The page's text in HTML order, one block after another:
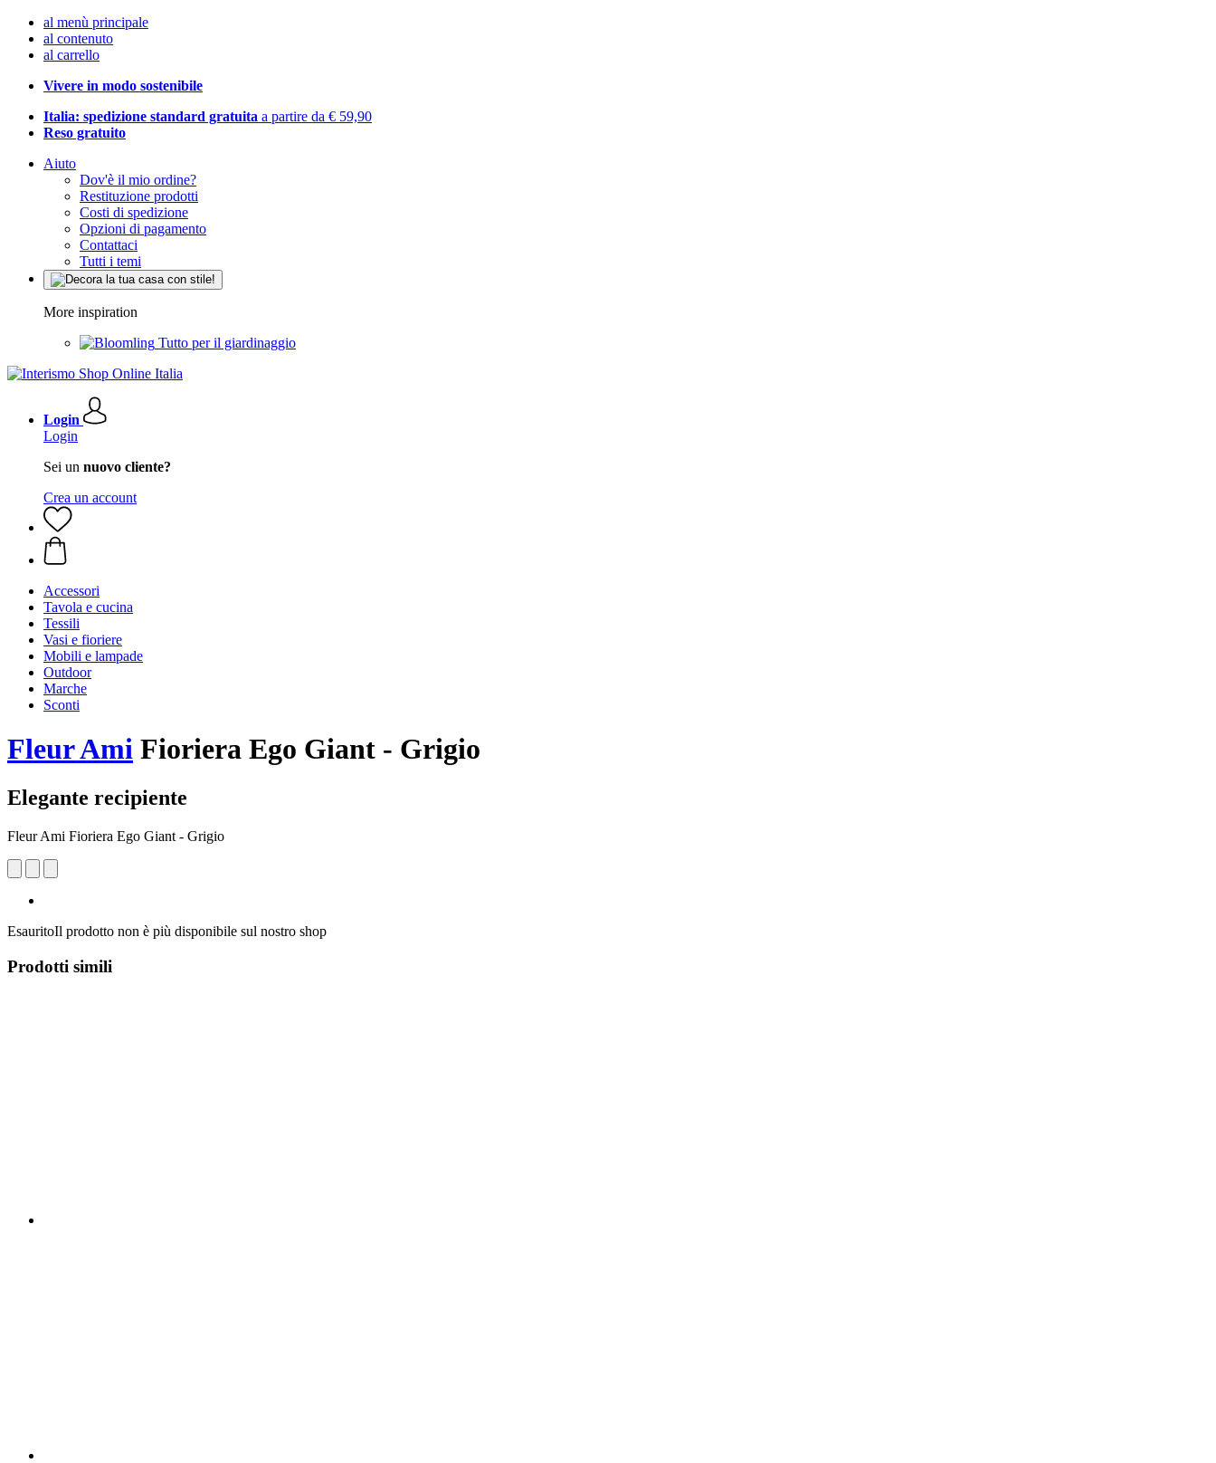
al menù principale
al contenuto
al carrello
Vivere in modo sostenibile
Italia: spedizione standard gratuita a partire da € 59,90
Reso gratuito
Aiuto
Dov'è il mio ordine?
Restituzione prodotti
Costi di spedizione
Opzioni di pagamento
Contattaci
Tutti i temi
More inspiration
Tutto per il giardinaggio
Login
Login
Sei un nuovo cliente?
Crea un account
Accessori
Tavola e cucina
Tessili
Vasi e fioriere
Mobili e lampade
Outdoor
Marche
Sconti
Fleur Ami Fioriera Ego Giant - Grigio
Elegante recipiente
Fleur Ami Fioriera Ego Giant - Grigio
EsauritoIl prodotto non è più disponibile sul nostro shop
Prodotti simili